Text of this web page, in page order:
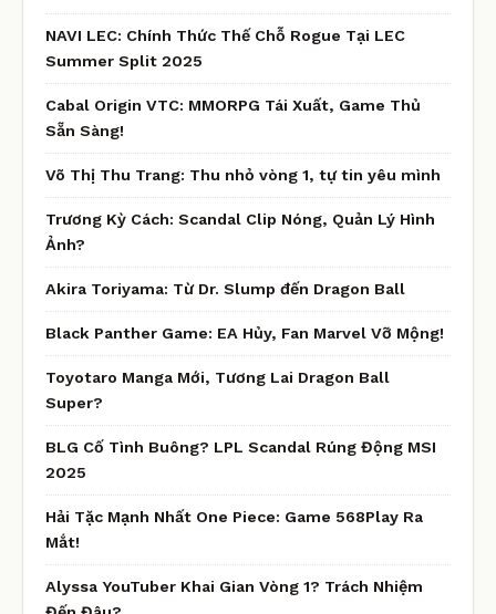
NAVI LEC: Chính Thức Thế Chỗ Rogue Tại LEC
Summer Split 2025
Cabal Origin VTC: MMORPG Tái Xuất, Game Thủ
Sẵn Sàng!
Võ Thị Thu Trang: Thu nhỏ vòng 1, tự tin yêu mình
Trương Kỳ Cách: Scandal Clip Nóng, Quản Lý Hình
Ảnh?
Akira Toriyama: Từ Dr. Slump đến Dragon Ball
Black Panther Game: EA Hủy, Fan Marvel Vỡ Mộng!
Toyotaro Manga Mới, Tương Lai Dragon Ball
Super?
BLG Cố Tình Buông? LPL Scandal Rúng Động MSI
2025
Hải Tặc Mạnh Nhất One Piece: Game 568Play Ra
Mắt!
Alyssa YouTuber Khai Gian Vòng 1? Trách Nhiệm